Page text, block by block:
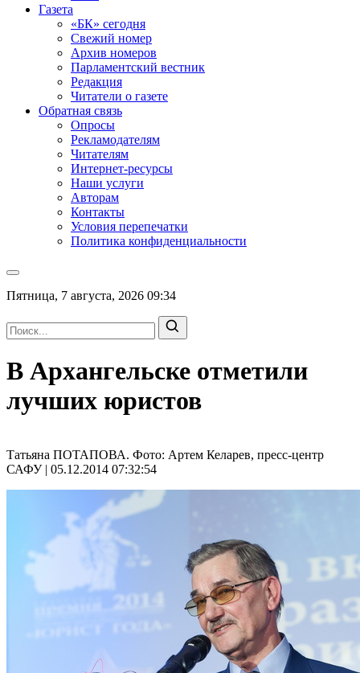
Газета
«БК» сегодня
Свежий номер
Архив номеров
Парламентский вестник
Редакция
Читатели о газете
Обратная связь
Опросы
Рекламодателям
Читателям
Интернет-ресурсы
Наши услуги
Авторам
Контакты
Условия перепечатки
Политика конфиденциальности
Пятница, 7 августа, 2026 09:34
В Архангельске отметили
лучших юристов
Татьяна ПОТАПОВА. Фото: Артем Келарев, пресс-центр
САФУ | 05.12.2014 07:32:54